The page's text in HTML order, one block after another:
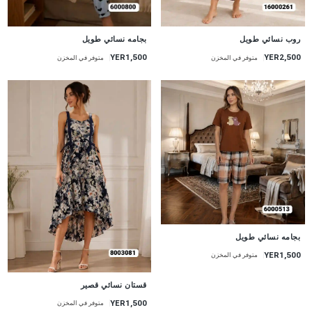
روب نسائي طويل
YER2,500 متوفر في المخزن
جديد
بجامه نسائي طويل
YER1,500 متوفر في المخزن
بجامه نسائي طويل
YER1,500 متوفر في المخزن
قستان نسائي قصير
YER1,500 متوفر في المخزن